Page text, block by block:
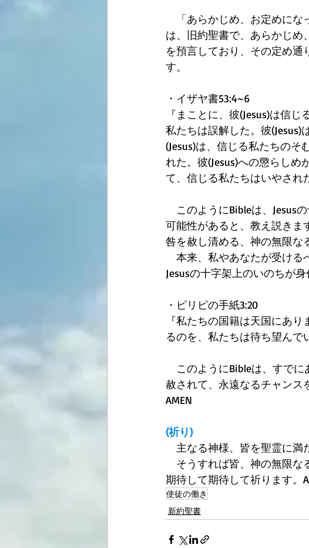
「あらかじめ、お定めにな
は、旧約聖書で、あらかじめ
を預言しており、その定め
す。
・イザヤ書53:4~6
『まことに、彼(Jesus)は信
私たちは誤解した。彼
(Jesus)は、信じる私たちの
れた。彼(Jesus)への懲らしめ
て、信じる私たちはいやされ
このようにBibleは、Jesus
可能性があると、教え説きま
咎を赦し清める、神の無限な
本来、私やあなたが受ける
Jesusの十字架上のいのちが
・ピリピの手紙3:20
『私たちの国籍は天国にあ
るのを、私たちは待ち望んで
このようにBibleは、すでに
赦されて、永遠なるチャンス
AMEN
(祈り)
主なる神様、皆を聖霊に満
そうすれば皆、神の無限な
期待して期待して祈ります。
使徒の働き
新約聖書